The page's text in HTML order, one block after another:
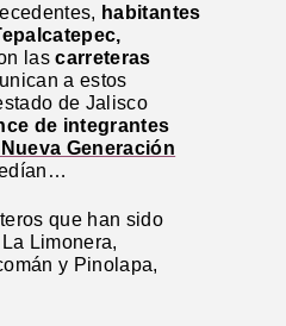
habitantes
lascarreteras
a estos
de Jalisco
de integrantes
Generación
que han sido
Limonera,
y Pinolapa,